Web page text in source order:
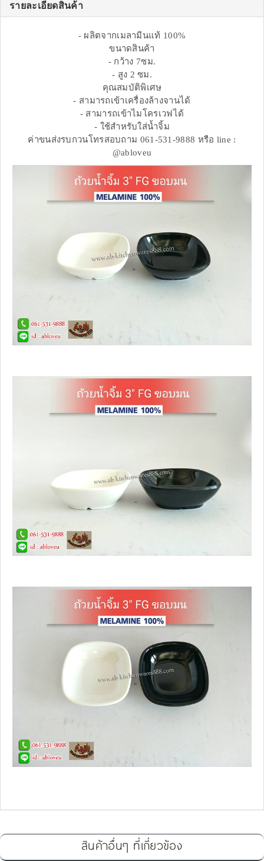
รายละเอียดสินค้า
- ผลิตจากเมลามีนแท้ 100%
ขนาดสินค้า
- กว้าง 7ซม.
- สูง 2 ซม.
คุณสมบัติพิเศษ
- สามารถเข้าเครื่องล้างจานได้
- สามารถเข้าไมโครเวฟได้
- ใช้สำหรับใส่น้ำจิ้ม
ค่าขนส่งรบกวนโทรสอบถาม 061-531-9888 หรือ line :
@abloveu
สินค้าอื่นๆ ที่เกี่ยวข้อง